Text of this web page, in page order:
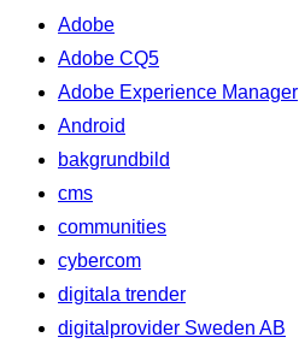
Adobe
Adobe CQ5
Adobe Experience Manager
Android
bakgrundbild
cms
communities
cybercom
digitala trender
digitalprovider Sweden AB